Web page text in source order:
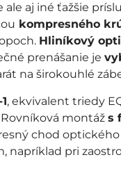
aj iné ťažšie
kompresného
Hliníkový
prenášanie je
na širokouhlé
, ekvivalent triedy
montáž s
chod
pri